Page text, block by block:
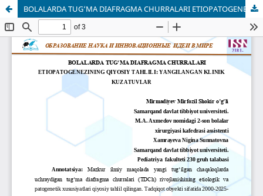
BOLALARDA TUG‘MA DIAFRAGMA CHURRALARI ETIOPATOGENEZINING QIYOSIY TAHLILI: YANGILANGAN KLINIK KUZATUVLAR